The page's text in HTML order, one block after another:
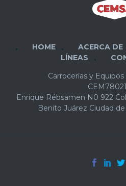
HOME ACERCA DE
LÍNEAS
Carrocerías y
Enrique Rébsamen N0 922
Benito Juárez Ciudad